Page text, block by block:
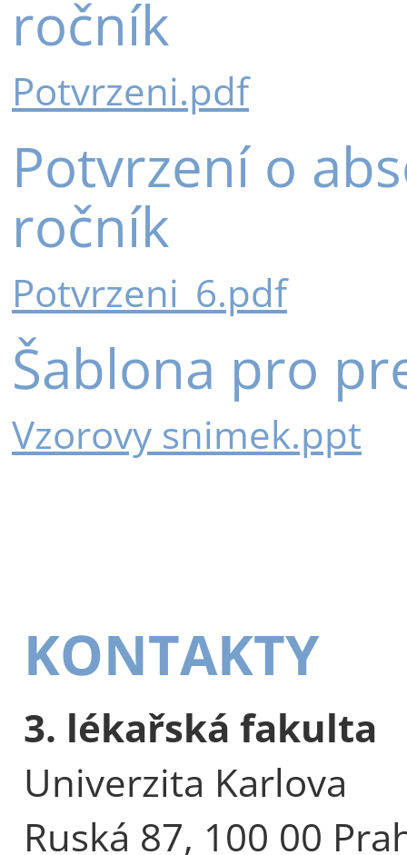
ročník
Potvrzeni.pdf
Potvrzení o
ročník
Potvrzeni_6.pdf
Šablona pro
Vzorovy snimek.ppt
KONTAKTY
3. lékařská fakulta
Univerzita Karlova
Ruská 87, 100 00